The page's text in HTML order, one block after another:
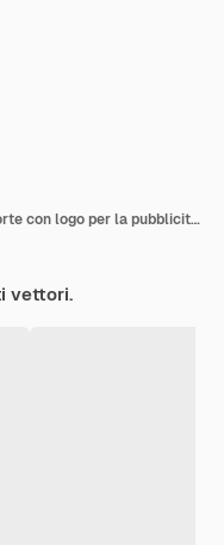
Polo da uomo slimfit a maniche corte con logo per la pubblicità Polo bianca con modello di design mockup isolato con gruccia in legno per il branding
vettori.